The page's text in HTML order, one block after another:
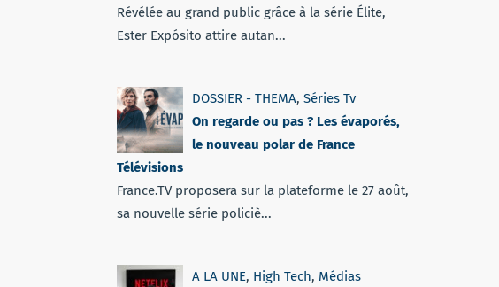
Révélée au grand public grâce à la série Élite,
Ester Expósito attire autan...
DOSSIER - THEMA, Séries Tv
On regarde ou pas ? Les évaporés,
le nouveau polar de France
Télévisions
France.TV proposera sur la plateforme le 27 août,
sa nouvelle série policiè...
A LA UNE, High Tech, Médias